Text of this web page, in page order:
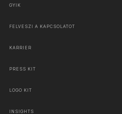
GYIK
FELVESZI A KAPCSOLATOT
KARRIER
PRESS KIT
LOGO KIT
INSIGHTS